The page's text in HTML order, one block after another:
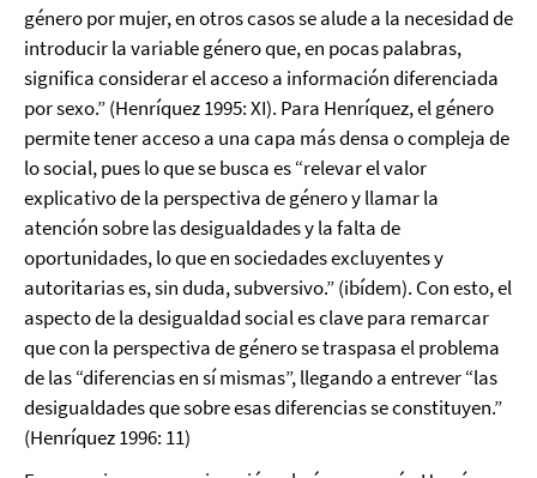
género por mujer, en otros casos se alude a la necesidad de
introducir la variable género que, en pocas palabras,
significa considerar el acceso a información diferenciada
por sexo.” (Henríquez 1995: XI). Para Henríquez, el género
permite tener acceso a una capa más densa o compleja de
lo social, pues lo que se busca es “relevar el valor
explicativo de la perspectiva de género y llamar la
atención sobre las desigualdades y la falta de
oportunidades, lo que en sociedades excluyentes y
autoritarias es, sin duda, subversivo.” (ibídem). Con esto, el
aspecto de la desigualdad social es clave para remarcar
que con la perspectiva de género se traspasa el problema
de las “diferencias en sí mismas”, llegando a entrever “las
desigualdades que sobre esas diferencias se constituyen.”
(Henríquez 1996: 11)